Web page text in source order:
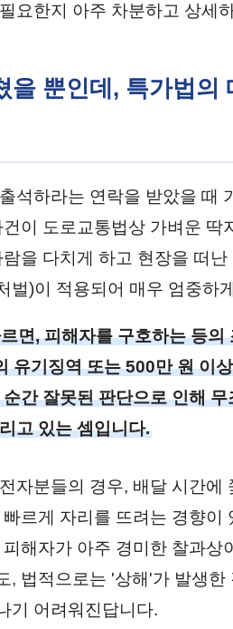
요한지 아주 차분하고 상세
을 뿐인데, 특가법의
석하라는 연락을 받았을 때
이 도로교통법상 가벼운
을 다치게 하고 현장을 떠
벌)이 적용되어 매우 엄중하
면, 피해자를 구호하는 등
유기징역 또는 500만 원 이
간 잘못된 판단으로 인해
고 있는 셈입니다.
자분들의 경우, 배달 시간에
르게 자리를 뜨려는 경향이
해자가 아주 경미한 찰과상
, 법적으로는 '상해'가 발생
기 어려워진답니다.